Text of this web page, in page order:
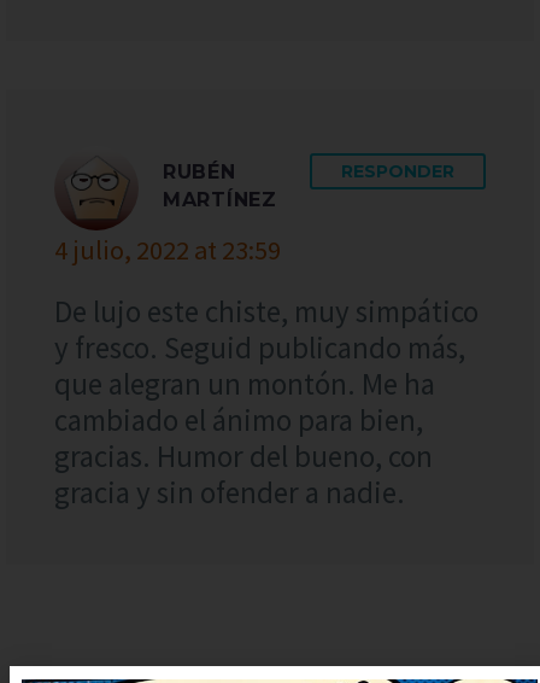
RUBÉN
MARTÍNEZ
4 julio, 2022 at 23:59
RESPONDER
De lujo este chiste, muy simpático
y fresco. Seguid publicando más,
que alegran un montón. Me ha
cambiado el ánimo para bien,
gracias. Humor del bueno, con
gracia y sin ofender a nadie.